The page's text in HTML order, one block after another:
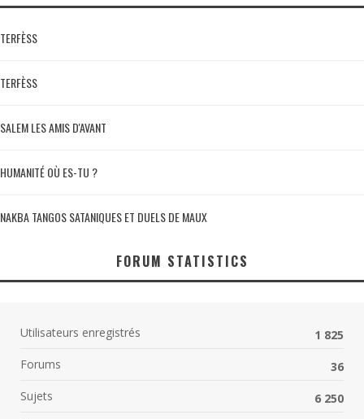
TERFÈSS
TERFÈSS
SALEM LES AMIS D'AVANT
HUMANITÉ OÙ ES-TU ?
NAKBA TANGOS SATANIQUES ET DUELS DE MAUX
FORUM STATISTICS
Utilisateurs enregistrés
1 825
Forums
36
Sujets
6 250